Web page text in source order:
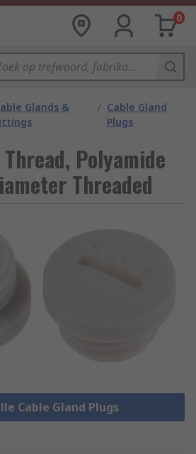
0
Glands &
/ Cable Gland
Plugs
Thread, Polyamide
Threaded
Cable Gland Plugs